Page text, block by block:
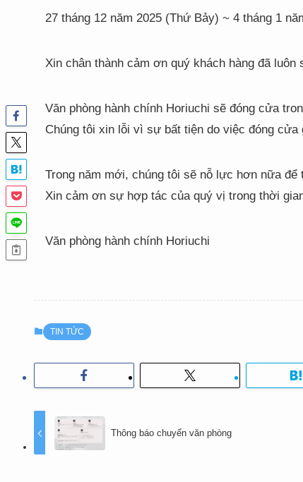
27 tháng 12 năm 2025 (Thứ Bảy) ~ 4 tháng 1
Xin chân thành cảm ơn quý khách hàng đã
Văn phòng hành chính Horiuchi sẽ đóng cửa
Chúng tôi xin lỗi vì sự bất tiện do việc đóng
Trong năm mới, chúng tôi sẽ nỗ lực hơn nữa
Xin cảm ơn sự hợp tác của quý vị trong thời
Văn phòng hành chính Horiuchi
TIN TỨC
Thông báo chuyển văn phòng